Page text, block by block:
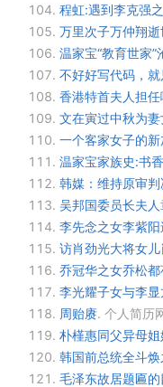
104. 程虹:遇到李克强
105. 万里次子万仲翔
106. 温家宝“教育世家”
107. 不好好写代码，
108. 香港特首夫人担
109. 文在寅过中秋为
110. 一个客家女子的
111. 温家宝家族史:书
112. 韩媒：维持原审
113. 吴邦国委员长夫
114. 李先念之女李紫
115. 访肖劲光大将女
116. 乔冠华之女乔松
117. 李光耀子女与李显
118. 周贻赓. 个人简历
119. 朴槿惠同父异母
120. 韩国前总统全斗
121. 毛泽东故居题匾